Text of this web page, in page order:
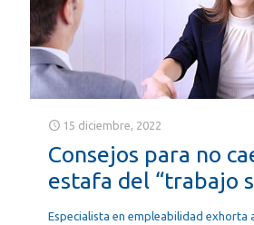
15 diciembre, 2022
Consejos para no
estafa del “trabajo
Especialista en empleabilidad exhorta